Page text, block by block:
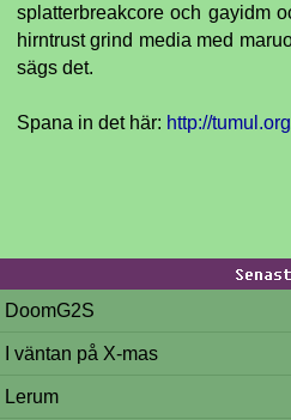
DoomG2S
I väntan på X-mas
Lerum
splatterbreakcore och gayidm
hirntrust grind media med
sägs det.
Spana in det här: http://